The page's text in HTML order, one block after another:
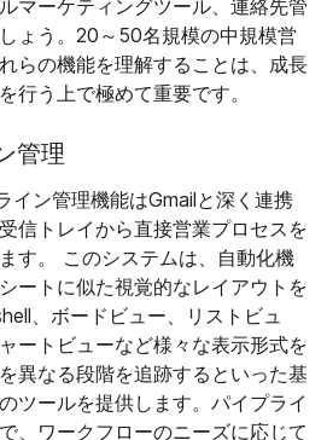
マーケティングツール、連絡先管
ょう。20～50名規模の中規模営
らの機能を理解することは、成長
行う上で極めて重要です。
管理
イン管理機能はGmailと深く連携
信トレイから直接営業プロセスを
す。 このシステムは、自動化機
ートに似た視覚的なレイアウトを
、ボードビュー、リストビュ
ートビューなど様々な表示形式を
異なる段階を追跡するといった基
ツールを提供します。パイプライ
、ワークフローのニーズに応じて